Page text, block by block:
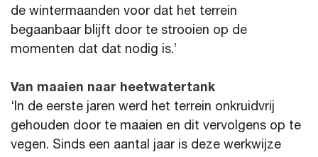
de wintermaanden voor dat het terrein
begaanbaar blijft door te strooien op de
momenten dat dat nodig is.’
Van maaien naar heetwatertank
‘In de eerste jaren werd het terrein onkruidvrij
gehouden door te maaien en dit vervolgens op te
vegen. Sinds een aantal jaar is deze werkwijze